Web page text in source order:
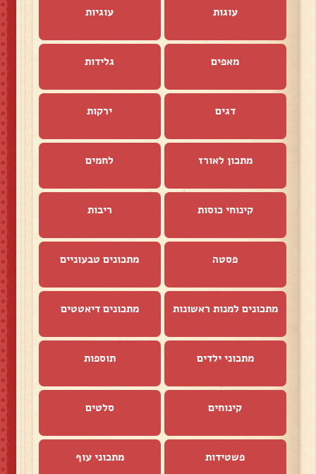
עוגות עוגיות
מאפים גלידות
דגים ירקות
מתכון לאורז לחמים
קינוחי כוסות ריבות
פסטה מתכונים טבעוניים
מתכונים למנות ראשונות מתכונים דיאטטים
מתכוני ילדים תוספות
קינוחים סלטים
פשטידות מתכוני עוף